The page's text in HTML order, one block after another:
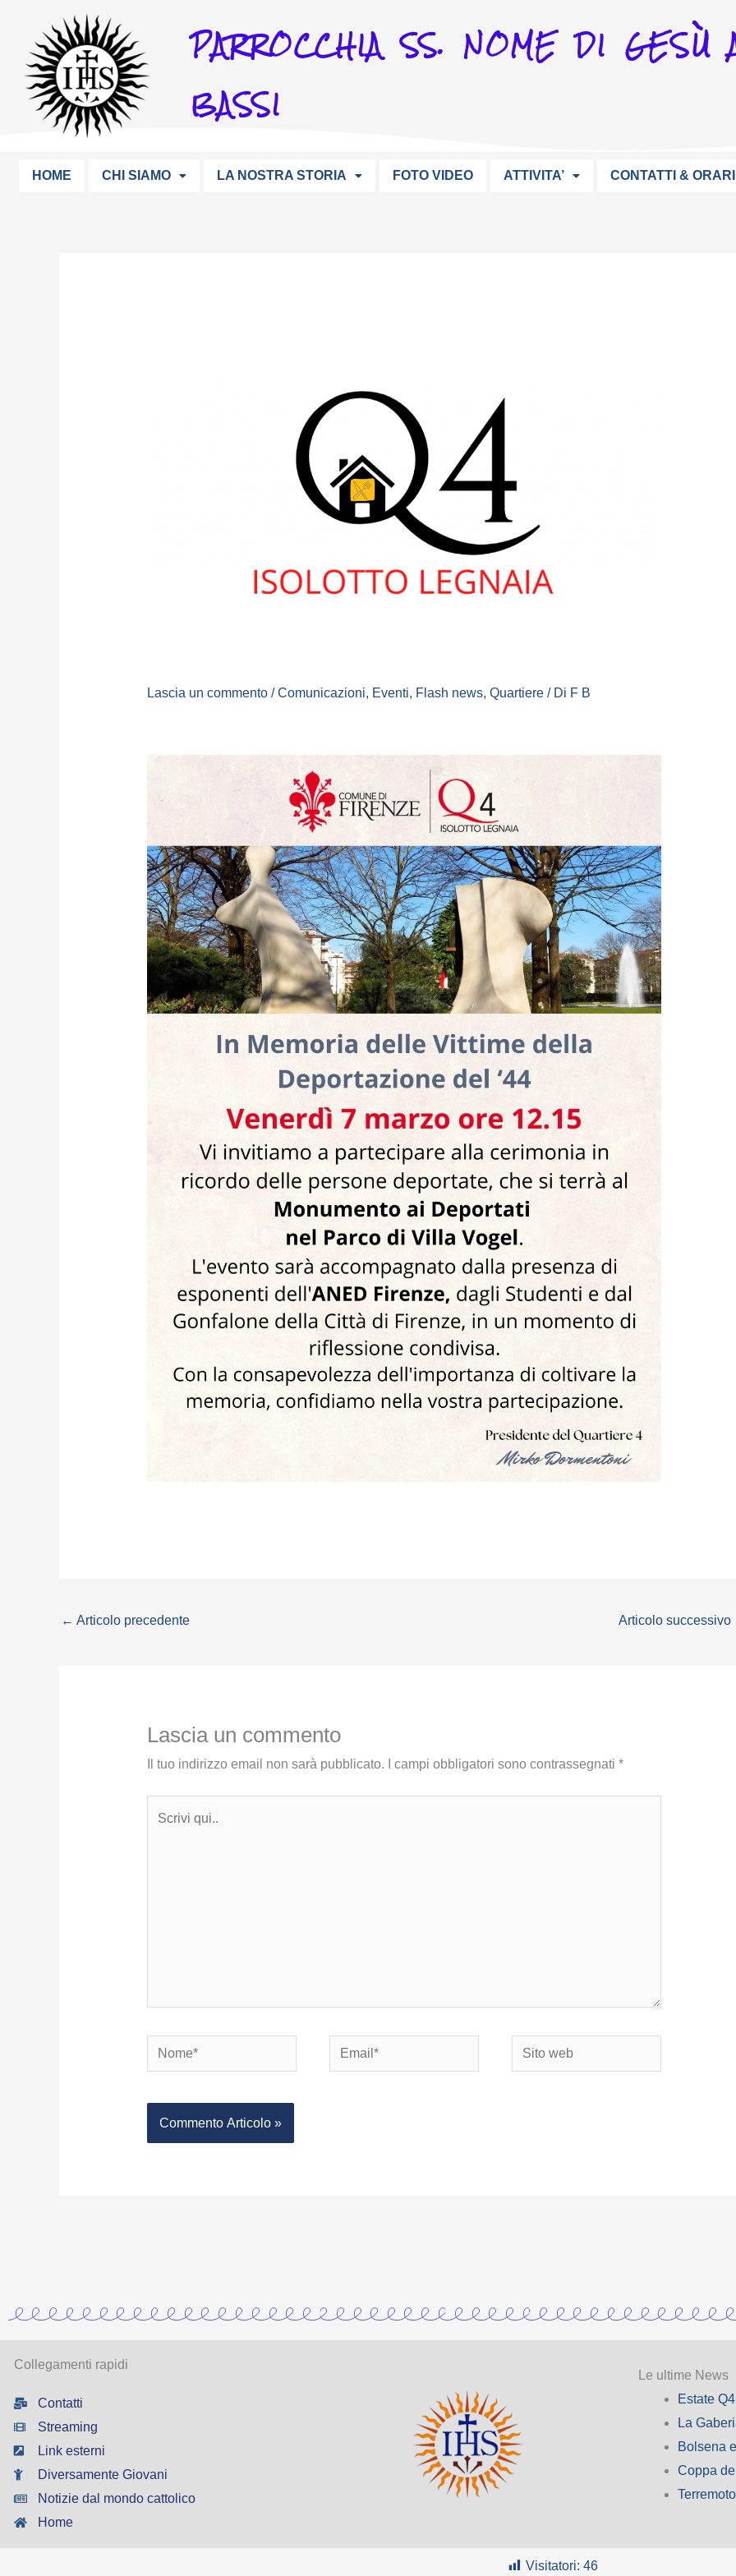
contenuto
PARROCCHIA SS. NOME DI GESÙ
BASSI
HOME CHI SIAMO LA NOSTRA STORIA FOTO VIDEO ATTIVITA’ CONTATTI & ORARI
Lascia un commento /Comunicazioni, Eventi, Flash news, Quartiere/ Di F B
← Articolo precedente Articolo successivo
Lascia un commento
Il tuo indirizzo email non sarà pubblicato. I campi obbligatori sono contrassegnati *
Nome* Email*
Sito
web
Collegamenti rapidi
Contatti
Streaming
Link esterni
Diversamente Giovani
Notizie dal mondo cattolico
Home
Le ultime News
Estate
La
Bolsena
Coppa
Visitatori: 46